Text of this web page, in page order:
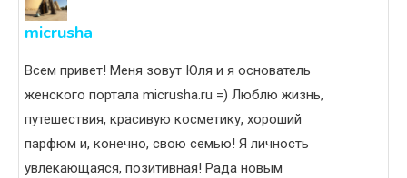
micrusha
Всем привет! Меня зовут Юля и я основатель
женского портала micrusha.ru =) Люблю жизнь,
путешествия, красивую косметику, хороший
парфюм и, конечно, свою семью! Я личность
увлекающаяся, позитивная! Рада новым